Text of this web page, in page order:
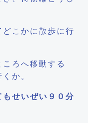
こかに散歩に行
ろへ移動する
か。
せいぜい９０分